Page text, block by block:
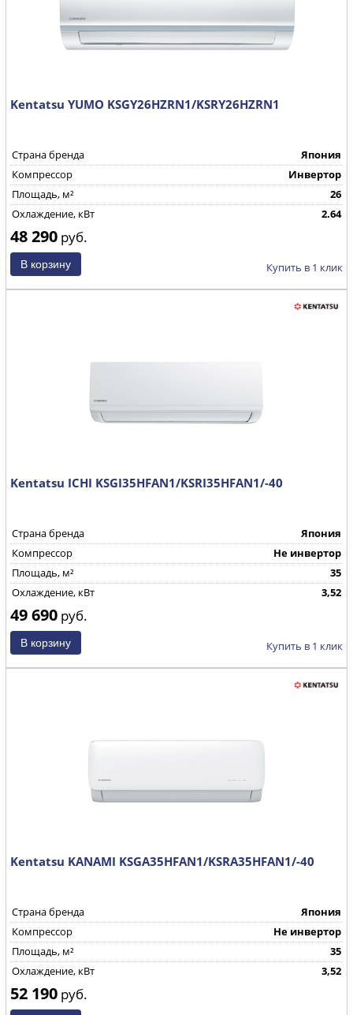
Kentatsu YUMO KSGY26HZRN1/KSRY26HZRN1
Страна бренда
Япония
Компрессор
Инвертор
Площадь, м²
26
Охлаждение, кВт
2.64
48 290 руб.
Купить в 1 клик
Kentatsu ICHI KSGI35HFAN1/KSRI35HFAN1/-40
Страна бренда
Япония
Компрессор
Не инвертор
Площадь, м²
35
Охлаждение, кВт
3,52
49 690 руб.
Купить в 1 клик
Kentatsu KANAMI KSGA35HFAN1/KSRA35HFAN1/-40
Страна бренда
Япония
Компрессор
Не инвертор
Площадь, м²
35
Охлаждение, кВт
3,52
52 190 руб.